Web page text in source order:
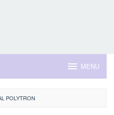
MENU
POLYTRON